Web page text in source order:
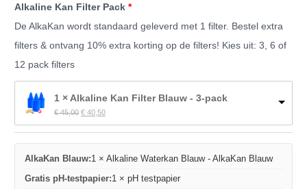
Alkaline Kan Filter Pack
De AlkaKan wordt standaard geleverd met 1 filter. Bestel extra
filters & ontvang 10% extra korting op de filters! Kies uit: 3, 6 of
12 pack filters
1 × Alkaline Kan Filter Blauw - 3-pack
€ 45,00 Oorspronkelijke
was:
€ 45,00.
€ 40,50Huidige
is:
€ 40,50.
AlkaKan Blauw:1 × Alkaline Waterkan Blauw - AlkaKan Blauw
Gratis pH-testpapier:1 × pH testpapier